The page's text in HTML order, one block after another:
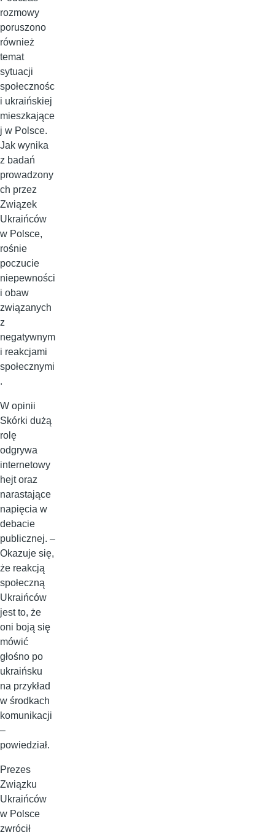
rozmowy
poruszono
również
temat
sytuacji
społecznośc
i ukraińskiej
mieszkające
j w Polsce.
Jak wynika
z badań
prowadzony
ch przez
Związek
Ukraińców
w Polsce,
rośnie
poczucie
niepewności
i obaw
związanych
z
negatywnym
i reakcjami
społecznymi
.
W opinii
Skórki dużą
rolę
odgrywa
internetowy
hejt oraz
narastające
napięcia w
debacie
publicznej. –
Okazuje się,
że reakcją
społeczną
Ukraińców
jest to, że
oni boją się
mówić
głośno po
ukraińsku
na przykład
w środkach
komunikacji
–
powiedział.
Prezes
Związku
Ukraińców
w Polsce
zwrócił